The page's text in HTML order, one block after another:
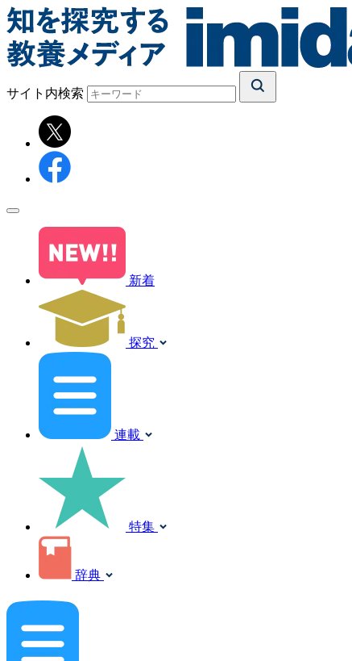
サイト内検索
新着
探究
連載
特集
辞典